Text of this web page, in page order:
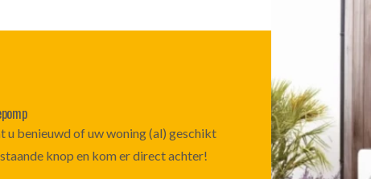
benieuwd of uw woning (al) geschikt
knop en kom er direct achter!